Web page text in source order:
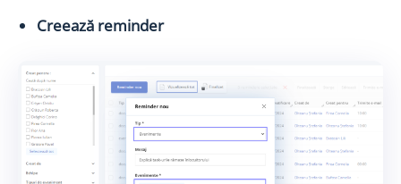
Creează reminder